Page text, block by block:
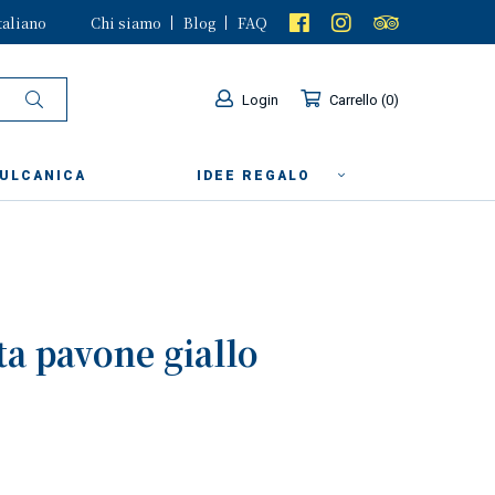
Chi siamo Blog FAQ
Login Carrello 0
IDEE REGALO
pavone giallo